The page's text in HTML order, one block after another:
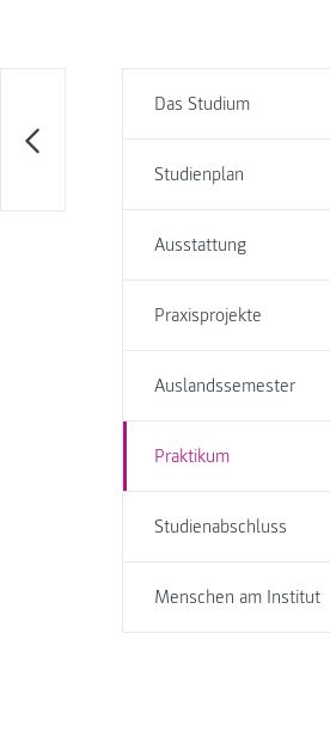
Das Studium
Studienplan
Ausstattung
Praxisprojekte
Auslandssemester
Praktikum
Studienabschluss
Menschen am Institut